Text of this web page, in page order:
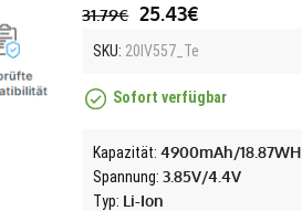
31.79€ 25.43€
SKU: 20IV557_Te
Sofort verfügbar
Kapazität:4900mAh/18.87WH
Spannung:3.85V/4.4V
Typ: Li-Ion